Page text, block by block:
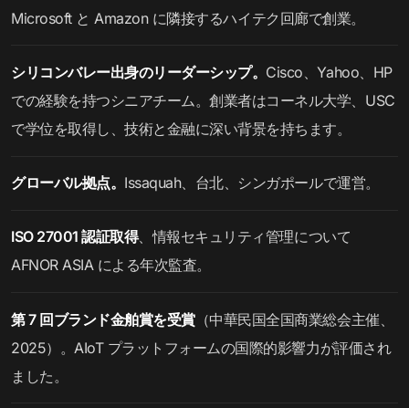
Microsoft と Amazon に隣接するハイテク回廊で創業。
シリコンバレー出身のリーダーシップ。 Cisco、Yahoo、HP
での経験を持つシニアチーム。創業者はコーネル大学、USC
で学位を取得し、技術と金融に深い背景を持ちます。
グローバル拠点。 Issaquah、台北、シンガポールで運営。
ISO 27001 認証取得、情報セキュリティ管理について
AFNOR ASIA による年次監査。
第 7 回ブランド金舶賞を受賞（中華民国全国商業総会主催、
2025）。AIoT プラットフォームの国際的影響力が評価され
ました。